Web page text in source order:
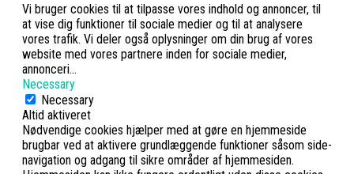
Vi bruger cookies til at tilpasse vores indhold og annoncer, til
at vise dig funktioner til sociale medier og til at analysere
vores trafik. Vi deler også oplysninger om din brug af vores
website med vores partnere inden for sociale medier,
annonceri...
Necessary
Necessary
Altid aktiveret
Nødvendige cookies hjælper med at gøre en hjemmeside
brugbar ved at aktivere grundlæggende funktioner såsom side-
navigation og adgang til sikre områder af hjemmesiden.